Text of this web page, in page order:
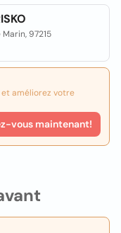
97215
améliorez votre
vous maintenant!